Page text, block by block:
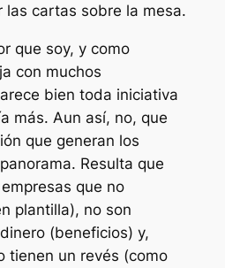
las cartas sobre la mesa.
que soy, y como
con muchos
bien toda iniciativa
más. Aun así, no, que
que generan los
Resulta que
que no
plantilla), no son
(beneficios) y,
tienen un revés (como